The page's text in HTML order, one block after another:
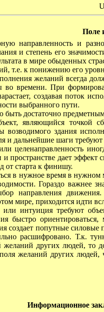
Поле
направленность и
и степень его
в мире обыденных
т.е. к понижению его
желаний всегда
во времени. При
создавая поток
выбранного пути.
достаточно
являющийся
возводимого здания
и дальнейшие шаги
целенаправленность
и пространстве дает эффект
от старта к финишу.
в нужное время в нужном
Гораздо важнее
направления
мире, приходится идти
интуиция требуют
быстро
создает попутные силовые
расшифровано. Т.к.
желаний других людей, то
желаний других
Информационное